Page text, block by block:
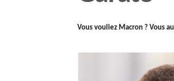
Vous vouliez Macron ? Vous